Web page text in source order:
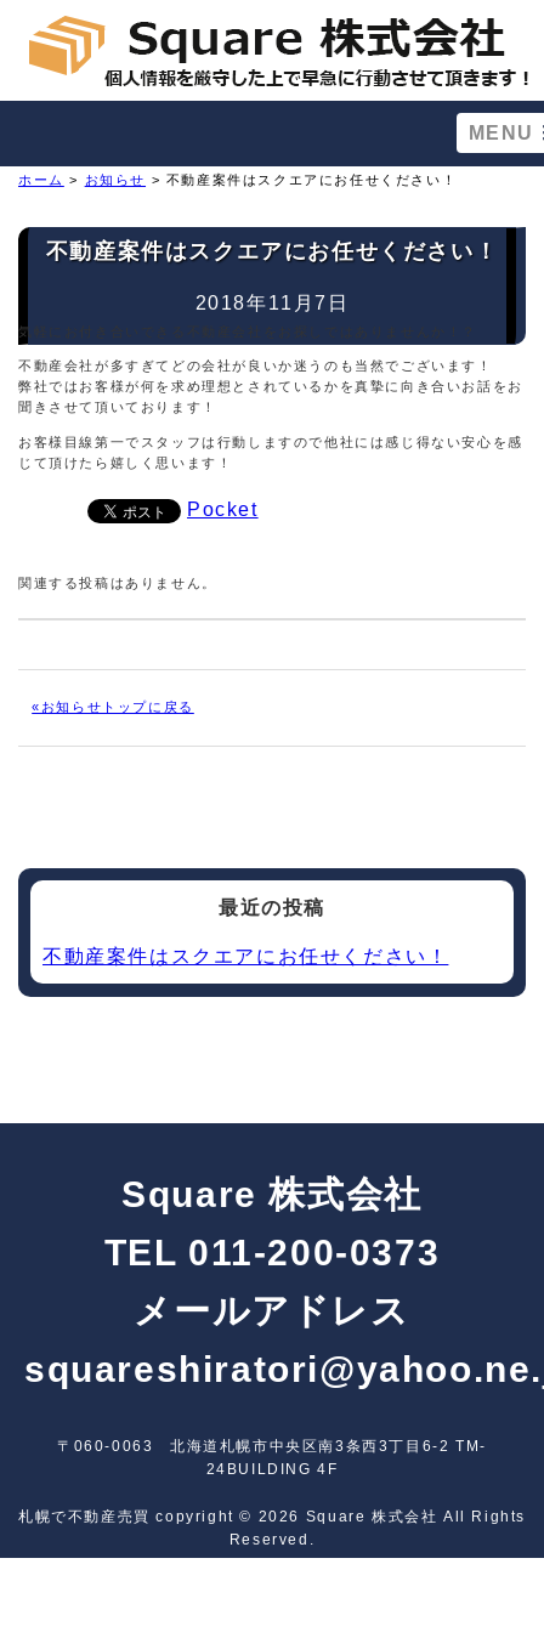
MENU
ホーム > お知らせ > 不動産案件はスクエアにお任せください！
不動産案件はスクエアにお任せください！
2018年11月7日
気軽にお付き合いできる不動産会社をお探しではありませんか！？
不動産会社が多すぎてどの会社が良いか迷うのも当然でございます！
弊社ではお客様が何を求め理想とされているかを真摯に向き合いお話をお
聞きさせて頂いております！
お客様目線第一でスタッフは行動しますので他社には感じ得ない安心を感
じて頂けたら嬉しく思います！
Pocket
関連する投稿はありません。
«お知らせトップに戻る
最近の投稿
不動産案件はスクエアにお任せください！
Square 株式会社
TEL 011-200-0373
メールアドレス
〒060-0063 北海道札幌市中央区南3条西3丁目6-2 TM-
24BUILDING 4F
札幌で不動産売買 copyright © 2026 Square 株式会社 All Rights
Reserved.